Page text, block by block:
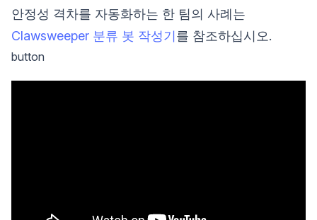
안정성 격차를 자동화하는 한 팀의 사례는
Clawsweeper 분류 봇 작성기를 참조하십시오.
button